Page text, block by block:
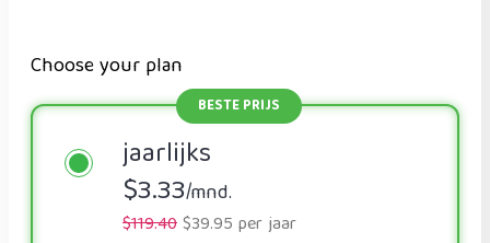
Choose your plan
jaarlijks
$3.33/mnd.
$119.40$39.95 per jaar